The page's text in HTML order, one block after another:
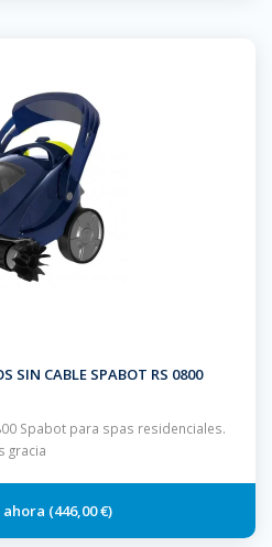
SIN CABLE SPABOT RS 0800
Spabot para spas residenciales.
gracia
446,00 €